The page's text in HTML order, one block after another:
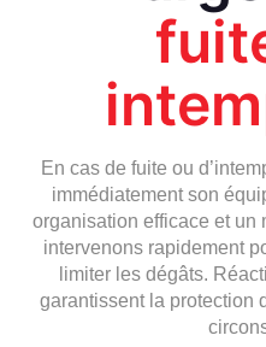
En cas de fuite ou
immédiatement son
organisation efficace et un
intervenons rapidement
limiter les dégâts.
garantissent la protection